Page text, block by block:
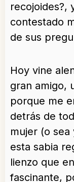
recojoides?,
contestado
de sus
Hoy vine
gran amigo,
porque me
detrás de
mujer (o
esta sabia
lienzo que
fascinante,